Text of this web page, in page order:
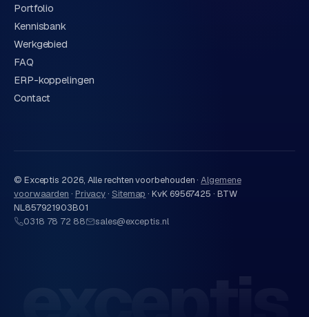
Portfolio
Kennisbank
Werkgebied
FAQ
ERP-koppelingen
Contact
© Exceptis 2026, Alle rechten voorbehouden · Algemene
voorwaarden · Privacy· Sitemap ·KvK 69567425 · BTW
NL857921903B01
0318 78 72 88
sales@exceptis.nl